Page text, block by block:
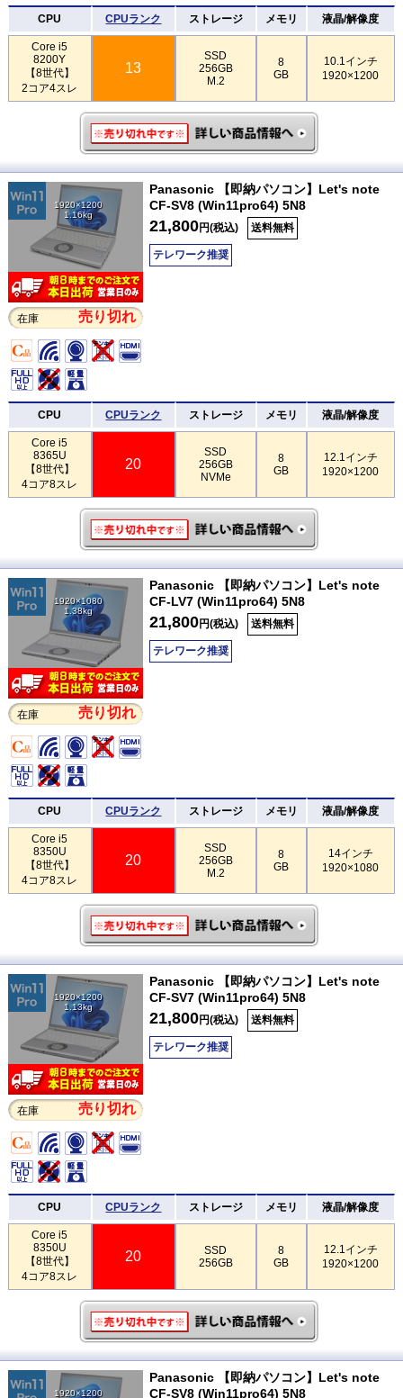
CPU CPUランク ストレージ メモリ 液晶/解像度
Core i5
8200Y
【8世代】
2コア4スレ
13
SSD
256GB
M.2
8
GB
10.1インチ
1920×1200
1920×1200
1.16kg
在庫 売り切れ
Panasonic 【即納パソコン】Let's note
CF-SV8 (Win11pro64) 5N8
21,800円(税込) 送料無料
テレワーク推奨
CPU CPUランク ストレージ メモリ 液晶/解像度
Core i5
8365U
【8世代】
4コア8スレ
20
SSD
256GB
NVMe
8
GB
12.1インチ
1920×1200
1920×1080
1.38kg
在庫 売り切れ
Panasonic 【即納パソコン】Let's note
CF-LV7 (Win11pro64) 5N8
21,800円(税込) 送料無料
テレワーク推奨
CPU CPUランク ストレージ メモリ 液晶/解像度
Core i5
8350U
【8世代】
4コア8スレ
20
SSD
256GB
M.2
8
GB
14インチ
1920×1080
1920×1200
1.13kg
在庫 売り切れ
Panasonic 【即納パソコン】Let's note
CF-SV7 (Win11pro64) 5N8
21,800円(税込) 送料無料
テレワーク推奨
CPU CPUランク ストレージ メモリ 液晶/解像度
Core i5
8350U
【8世代】
4コア8スレ
20
SSD
256GB
8
GB
12.1インチ
1920×1200
1920×1200
Panasonic 【即納パソコン】Let's note
CF-SV8 (Win11pro64) 5N8